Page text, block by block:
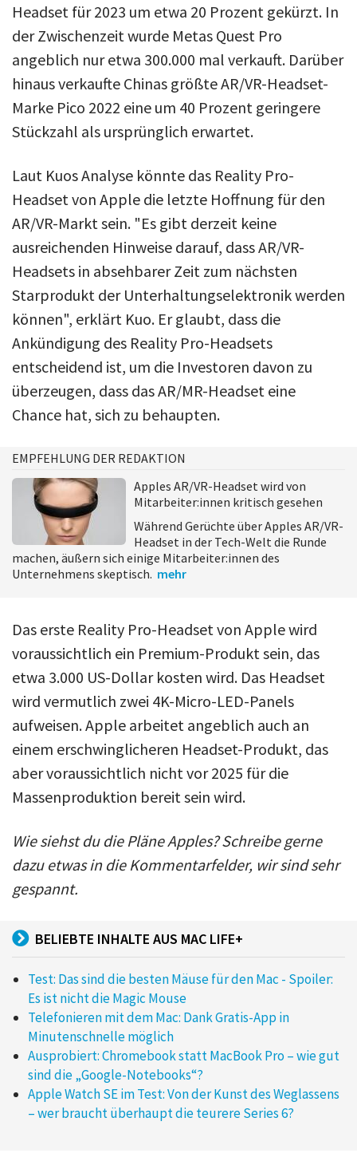
Headset für 2023 um etwa 20 Prozent gekürzt. In
der Zwischenzeit wurde Metas Quest Pro
angeblich nur etwa 300.000 mal verkauft. Darüber
hinaus verkaufte Chinas größte AR/VR-Headset-
Marke Pico 2022 eine um 40 Prozent geringere
Stückzahl als ursprünglich erwartet.
Laut Kuos Analyse könnte das Reality Pro-
Headset von Apple die letzte Hoffnung für den
AR/VR-Markt sein. "Es gibt derzeit keine
ausreichenden Hinweise darauf, dass AR/VR-
Headsets in absehbarer Zeit zum nächsten
Starprodukt der Unterhaltungselektronik werden
können", erklärt Kuo. Er glaubt, dass die
Ankündigung des Reality Pro-Headsets
entscheidend ist, um die Investoren davon zu
überzeugen, dass das AR/MR-Headset eine
Chance hat, sich zu behaupten.
EMPFEHLUNG DER REDAKTION
Apples AR/VR-Headset wird von
Mitarbeiter:innen kritisch gesehen
Während Gerüchte über Apples AR/VR-
Headset in der Tech-Welt die Runde
machen, äußern sich einige Mitarbeiter:innen des
Unternehmens skeptisch. mehr
Das erste Reality Pro-Headset von Apple wird
voraussichtlich ein Premium-Produkt sein, das
etwa 3.000 US-Dollar kosten wird. Das Headset
wird vermutlich zwei 4K-Micro-LED-Panels
aufweisen. Apple arbeitet angeblich auch an
einem erschwinglicheren Headset-Produkt, das
aber voraussichtlich nicht vor 2025 für die
Massenproduktion bereit sein wird.
Wie siehst du die Pläne Apples? Schreibe gerne
dazu etwas in die Kommentarfelder, wir sind sehr
gespannt.
BELIEBTE INHALTE AUS MAC LIFE+
Test: Das sind die besten Mäuse für den Mac - Spoiler:
Es ist nicht die Magic Mouse
Telefonieren mit dem Mac: Dank Gratis-App in
Minutenschnelle möglich
Ausprobiert: Chromebook statt MacBook Pro – wie gut
sind die „Google-Notebooks“?
Apple Watch SE im Test: Von der Kunst des Weglassens
– wer braucht überhaupt die teurere Series 6?